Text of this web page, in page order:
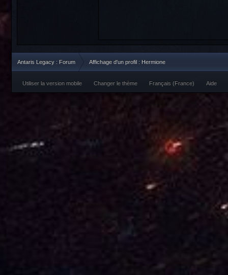
Antaris Legacy : Forum Affichage d'un profil : Hermione
Utiliser la version mobile Changer le thème Français (France) Aide